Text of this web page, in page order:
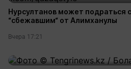
Нурсултанов может подраться
“сбежавшим“ от Алимханулы
Вчера 17:21